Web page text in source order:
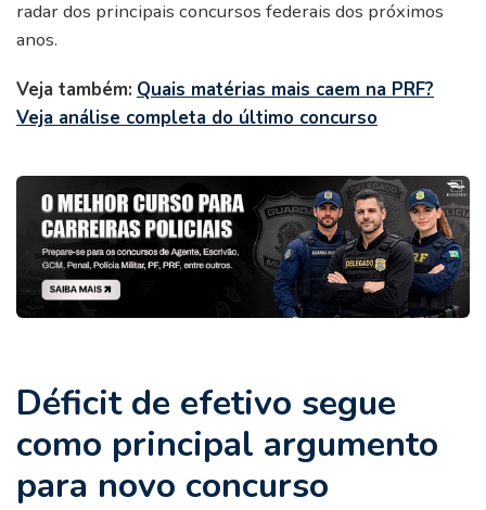
radar dos principais concursos federais dos próximos
anos.
Veja também: Quais matérias mais caem na PRF?
Veja análise completa do último concurso
Déficit de efetivo segue
como principal argumento
para novo concurso